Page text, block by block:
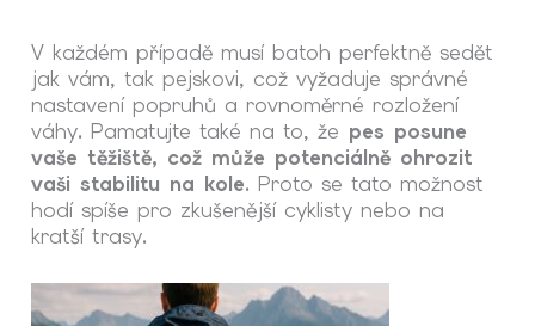
V každém případě musí batoh perfektně sedět
jak vám, tak pejskovi, což vyžaduje správné
nastavení popruhů a rovnoměrné rozložení
váhy. Pamatujte také na to, že pes posune
vaše těžiště, což může potenciálně ohrozit
vaši stabilitu na kole. Proto se tato možnost
hodí spíše pro zkušenější cyklisty nebo na
kratší trasy.